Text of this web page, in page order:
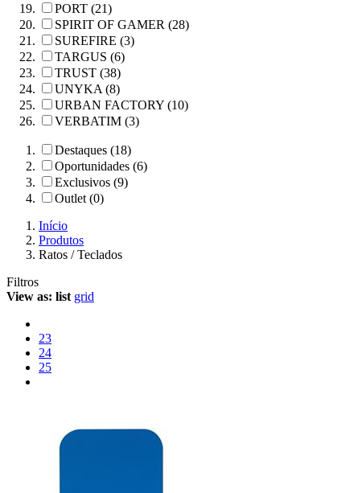
PORT (21)
SPIRIT OF GAMER (28)
SUREFIRE (3)
TARGUS (6)
TRUST (38)
UNYKA (8)
URBAN FACTORY (10)
VERBATIM (3)
Destaques (18)
Oportunidades (6)
Exclusivos (9)
Outlet (0)
Início
Produtos
Ratos / Teclados
Filtros
View as: list grid
23
24
25